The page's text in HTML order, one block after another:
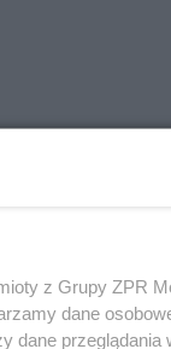
z Grupy ZPR
dane
dane przeglądania